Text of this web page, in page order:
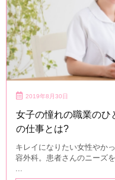
2019年8月30日
女子の憧れの職業の
の仕事とは?
キレイになりたい女性やか
容外科。患者さんのニーズ
...